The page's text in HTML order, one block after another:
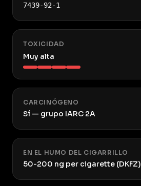
7439-92-1
TOXICIDAD
Muy alta
CARCINÓGENO
Sí — grupo IARC 2A
EN EL HUMO DEL CIGARRILLO
50-200 ng per cigarette (DKFZ)